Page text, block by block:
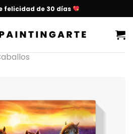
felicidad de 30 días